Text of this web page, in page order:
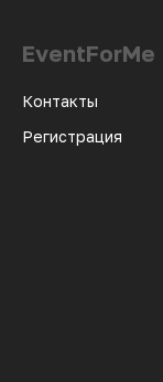
EventForMe
Контакты
Регистрация